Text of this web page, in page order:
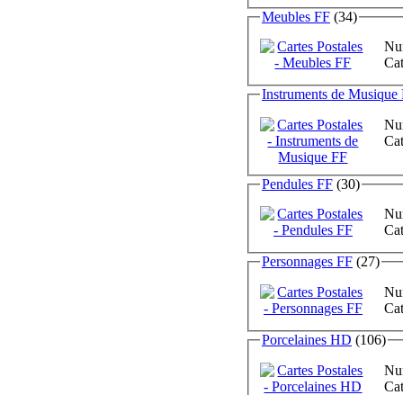
Meubles FF (34)
Instruments de Musique
Pendules FF (30)
Personnages FF (27)
Porcelaines HD (106)